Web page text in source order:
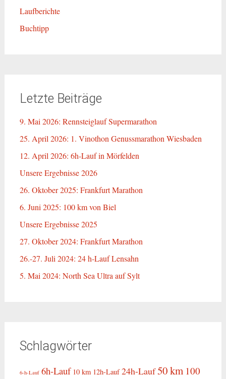
Laufberichte
Buchtipp
Letzte Beiträge
9. Mai 2026: Rennsteiglauf Supermarathon
25. April 2026: 1. Vinothon Genussmarathon Wiesbaden
12. April 2026: 6h-Lauf in Mörfelden
Unsere Ergebnisse 2026
26. Oktober 2025: Frankfurt Marathon
6. Juni 2025: 100 km von Biel
Unsere Ergebnisse 2025
27. Oktober 2024: Frankfurt Marathon
26.-27. Juli 2024: 24 h-Lauf Lensahn
5. Mai 2024: North Sea Ultra auf Sylt
Schlagwörter
6-h-Lauf 6h-Lauf 10 km 12h-Lauf 24h-Lauf50 km 100